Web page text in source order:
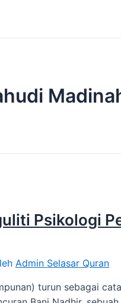
Psikologi
Admin Selasar Quran
turun sebagai